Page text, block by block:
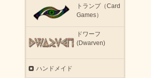
トランプ（Card
Games）
ドワーフ
(Dwarven)
ハンドメイド